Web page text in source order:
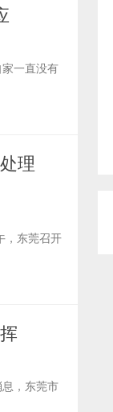
一直没有
理
，东莞召开
，东莞市